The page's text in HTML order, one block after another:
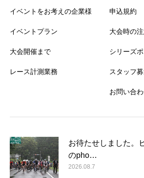
イベントをお考えの企業様
イベントプラン
大会開催まで
レース計測業務
申込規約
大会時の
シリーズ
スタッフ
お問い合
お待たせしました。
のpho…
2026.08.7